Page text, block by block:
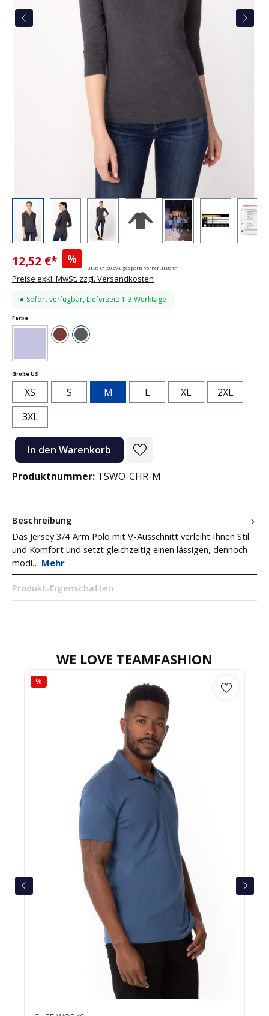
12,52 €* %
31,85 €* (60.69% gespart) vorher 31,85 €*
Preise exkl. MwSt. zzgl. Versandkosten
Sofort verfügbar, Lieferzeit: 1-3 Werktage
Farbeauswählen
BraunCharcoal
Größe US
XS S M L XL
2XL
3XL
Produkt Anzahl: Gib den gewünschten Wert ein oder benutze die
In den Warenkorb
Produktnummer: TSWO-CHR-M
Beschreibung
Das Jersey 3/4 Arm Polo mit V-Ausschnitt verleiht Ihnen Stil
und Komfort und setzt gleichzeitig einen lässigen, dennoch
modi… Mehr
Produkt-Eigenschaften
WE LOVE TEAMFASHION
%